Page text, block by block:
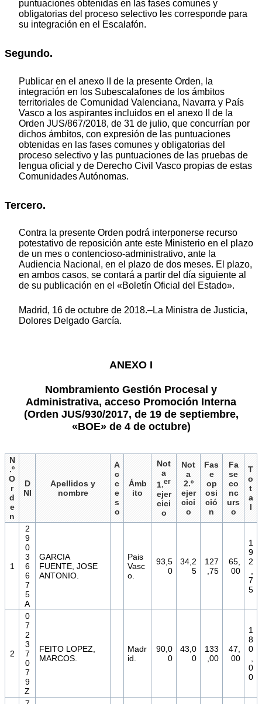
puntuaciones obtenidas en las fases comunes y
obligatorias del proceso selectivo les corresponde para
su integración en el Escalafón.
Segundo.
Publicar en el anexo II de la presente Orden, la
integración en los Subescalafones de los ámbitos
territoriales de Comunidad Valenciana, Navarra y País
Vasco a los aspirantes incluidos en el anexo II de la
Orden JUS/867/2018, de 31 de julio, que concurrían por
dichos ámbitos, con expresión de las puntuaciones
obtenidas en las fases comunes y obligatorias del
proceso selectivo y las puntuaciones de las pruebas de
lengua oficial y de Derecho Civil Vasco propias de estas
Comunidades Autónomas.
Tercero.
Contra la presente Orden podrá interponerse recurso
potestativo de reposición ante este Ministerio en el plazo
de un mes o contencioso-administrativo, ante la
Audiencia Nacional, en el plazo de dos meses. El plazo,
en ambos casos, se contará a partir del día siguiente al
de su publicación en el «Boletín Oficial del Estado».
Madrid, 16 de octubre de 2018.–La Ministra de Justicia,
Dolores Delgado García.
ANEXO I
Nombramiento Gestión Procesal y
Administrativa, acceso Promoción Interna
(Orden JUS/930/2017, de 19 de septiembre,
«BOE» de 4 de octubre)
N
.º
O
r
d
e
n
D
NI
Apellidos y
nombre
A
c
c
e
s
o
Ámb
ito
Not
a
1.er
ejer
cici
o
Not
a
2.º
ejer
cici
o
Fas
e
op
osi
ció
n
Fa
se
co
nc
urs
o
T
o
t
a
l
1
2
9
0
3
6
6
7
5
A
GARCIA
FUENTE, JOSE
ANTONIO.
Pais
Vasc
o.
93,5
0
34,2
5
127
,75
65,
00
1
9
2
7
5
2
0
7
2
3
7
0
7
9
Z
FEITO LOPEZ,
MARCOS.
Madr
id.
90,0
0
43,0
0
133
,00
47,
00
1
8
0
0
0